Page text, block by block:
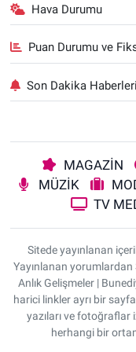
Hava Durumu
Puan Durumu ve
Son Dakika Haberleri
MAGAZİN
MÜZİK
TV
Sitede yayınlanan
Yayınlanan yorumlardan
Anlık Gelişmeler |
harici linkler ayrı bir
yazıları ve fotoğraflar
herhangi bir